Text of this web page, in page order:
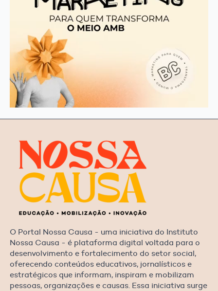
O Portal Nossa Causa - uma iniciativa do Instituto
Nossa Causa - é plataforma digital voltada para o
desenvolvimento e fortalecimento do setor social,
oferecendo conteúdos educativos, jornalísticos e
estratégicos que informam, inspiram e mobilizam
pessoas, organizações e causas. Essa iniciativa surge